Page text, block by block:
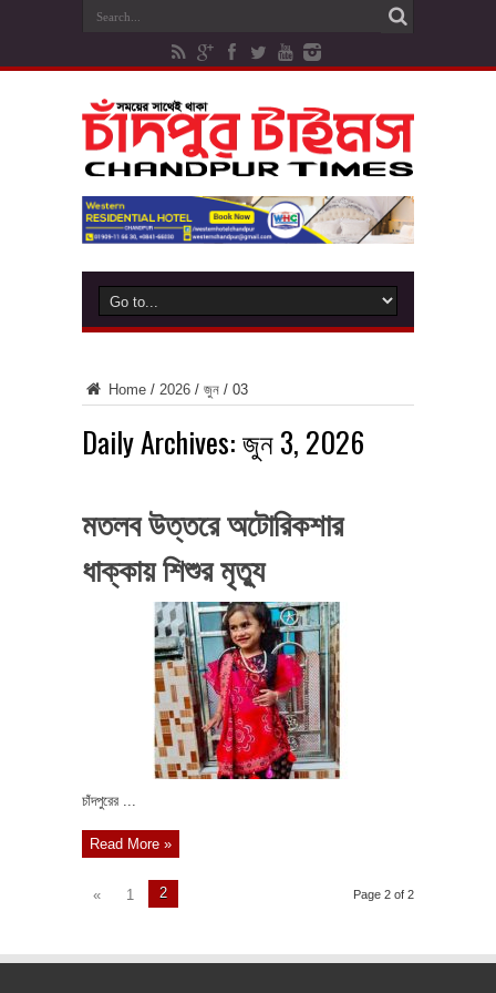
Home / 2026 / জুন / 03
Daily Archives:জুন 3, 2026
মতলব উত্তরে অটোরিকশার
ধাক্কায় শিশুর মৃত্যু
চাঁদপুরের ...
Read More »
Page 2 of 2
« 1 2